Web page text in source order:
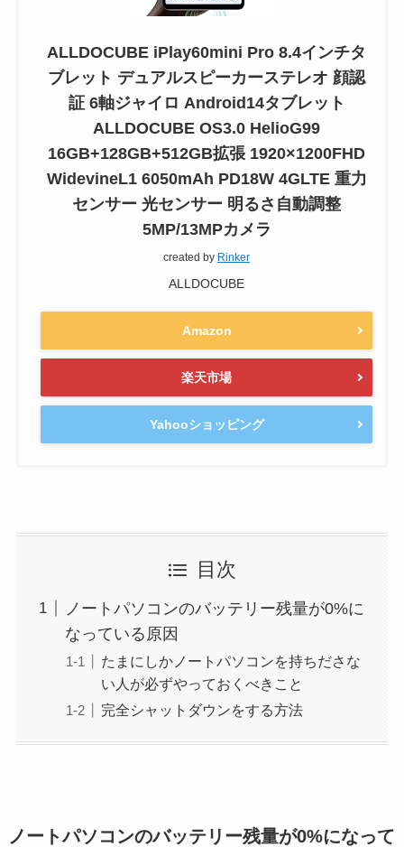
ALLDOCUBE iPlay60mini Pro 8.4インチタ
ブレット デュアルスピーカーステレオ 顔認
証 6軸ジャイロ Android14タブレット
ALLDOCUBE OS3.0 HelioG99
16GB+128GB+512GB拡張 1920×1200FHD
WidevineL1 6050mAh PD18W 4GLTE 重力
センサー 光センサー 明るさ自動調整
5MP/13MPカメラ
created by Rinker
ALLDOCUBE
Amazon
楽天市場
Yahooショッピング
目次
ノートパソコンのバッテリー残量が0%に
なっている原因
たまにしかノートパソコンを持ちださな
い人が必ずやっておくべきこと
完全シャットダウンをする方法
ノートパソコンのバッテリー残量が0%になって